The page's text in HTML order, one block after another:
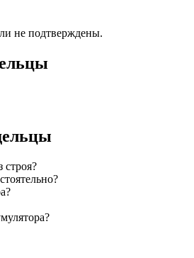
не подтверждены.
строя?